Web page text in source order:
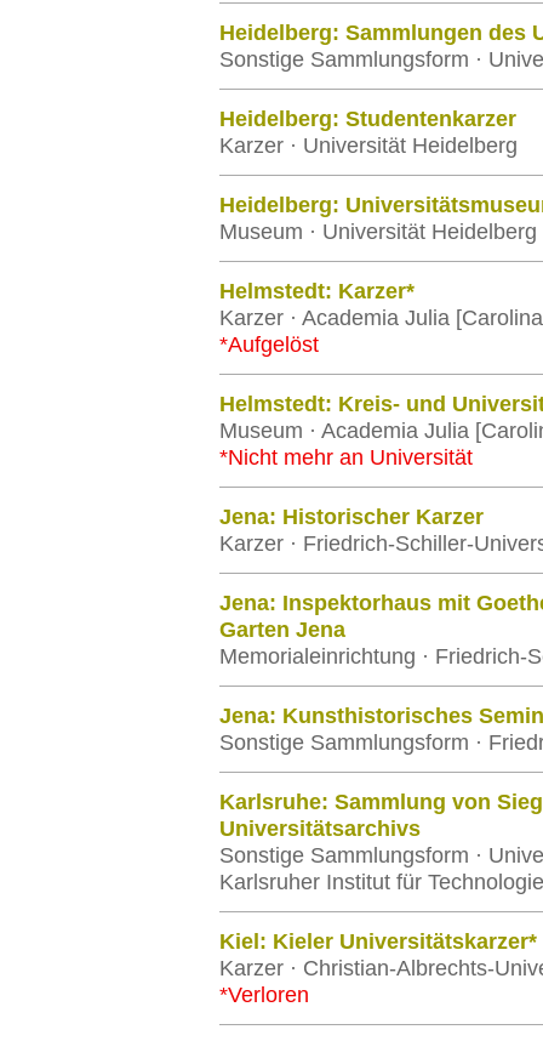
Heidelberg: Sammlungen des
Sonstige Sammlungsform ·
Heidelberg: Studentenkarzer
Karzer · Universität Heidelberg
Heidelberg:
Museum · Universität Heidelberg
Helmstedt: Karzer*
Karzer · Academia Julia
*Aufgelöst
Helmstedt: Kreis- und
Museum · Academia Julia
*Nicht mehr an Universität
Jena: Historischer Karzer
Karzer · Friedrich-Schiller-
Jena: Inspektorhaus mit
Garten Jena
Memorialeinrichtung · Friedrich-
Jena: Kunsthistorisches
Sonstige Sammlungsform ·
Karlsruhe: Sammlung von
Universitätsarchivs
Sonstige Sammlungsform ·
Karlsruher Institut für
Kiel: Kieler Universitätskarzer*
Karzer · Christian-Albrechts-
*Verloren